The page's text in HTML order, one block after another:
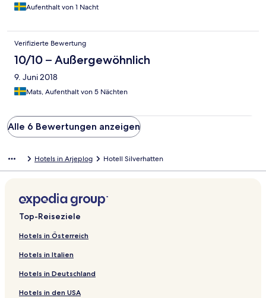
Aufenthalt von 1 Nacht
Verifizierte Bewertung
10/10 – Außergewöhnlich
9. Juni 2018
Mats, Aufenthalt von 5 Nächten
Alle 6 Bewertungen anzeigen
Hotels in Arjeplog Hotell Silverhatten
Top-Reiseziele
Hotels in Österreich
Hotels in Italien
Hotels in Deutschland
Hotels in den USA